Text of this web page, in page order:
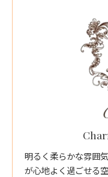
明るく柔らかな雰囲
が心地よく過ごせる